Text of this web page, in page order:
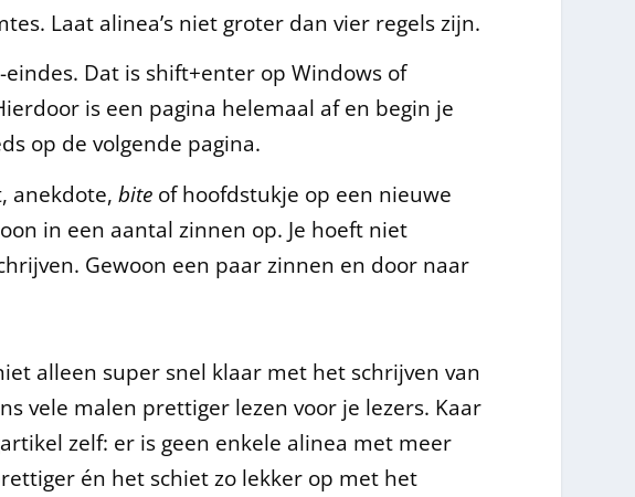
Laat alinea’s niet groter dan vier regels zijn.
Dat is shift+enter op Windows of
is een pagina helemaal af en begin je
op de volgende pagina.
anekdote, bite of hoofdstukje op een nieuwe
in een aantal zinnen op. Je hoeft niet
Gewoon een paar zinnen en door naar
alleen super snel klaar met het schrijven van
vele malen prettiger lezen voor je lezers. Kaar
zelf: er is geen enkele alinea met meer
én het schiet zo lekker op met het